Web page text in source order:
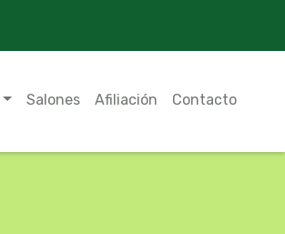
Salones Afiliación Contacto